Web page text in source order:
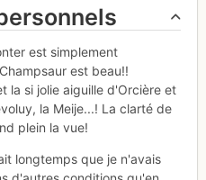
est simplement
est beau!!
la si jolie aiguille d'Orcière et
la Meije...! La clarté de
plein la vue!
longtemps que je n'avais